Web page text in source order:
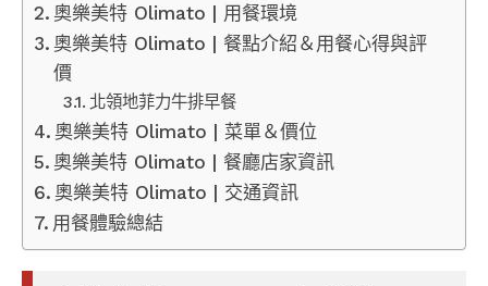
奧樂美特 Olimato | 用餐環境
奧樂美特 Olimato | 餐點介紹＆用餐心得與評
價
北領地菲力牛排早餐
奧樂美特 Olimato | 菜單＆價位
奧樂美特 Olimato | 餐廳店家資訊
奧樂美特 Olimato | 交通資訊
用餐體驗總結